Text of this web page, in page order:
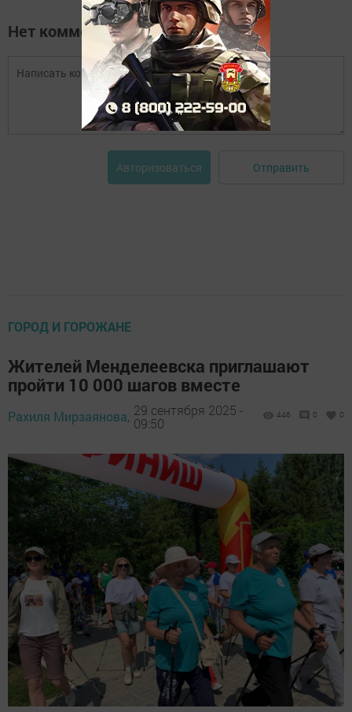
Нет комментариев
Авторизоваться Отправить
ГОРОД И ГОРОЖАНЕ
Жителей Менделеевска приглашают
пройти 10 000 шагов вместе
Рахиля Мирзаянова, 29 сентября 2025 -
09:50
446 0 0